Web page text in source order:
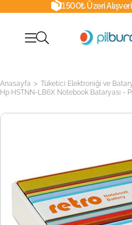
1500₺ Üzeri
Anasayfa > Tüketici Elektroniği ve
Hp HSTNN-LB6X Notebook Bataryası -